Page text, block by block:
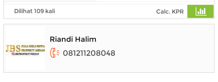
Dilihat 109 kali Calc. KPR
Riandi Halim
081211208048